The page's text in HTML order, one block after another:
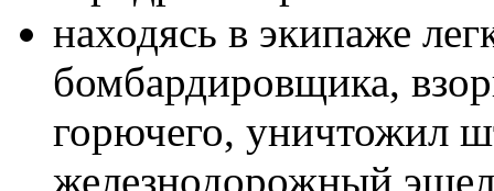
находясь в экипаже
бомбардировщика,
горючего, уничтожил
железнодорожный